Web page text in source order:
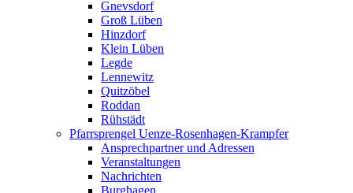
Gnevsdorf
Groß Lüben
Hinzdorf
Klein Lüben
Legde
Lennewitz
Quitzöbel
Roddan
Rühstädt
Pfarrsprengel Uenze-Rosenhagen-Krampfer
Ansprechpartner und Adressen
Veranstaltungen
Nachrichten
Burghagen